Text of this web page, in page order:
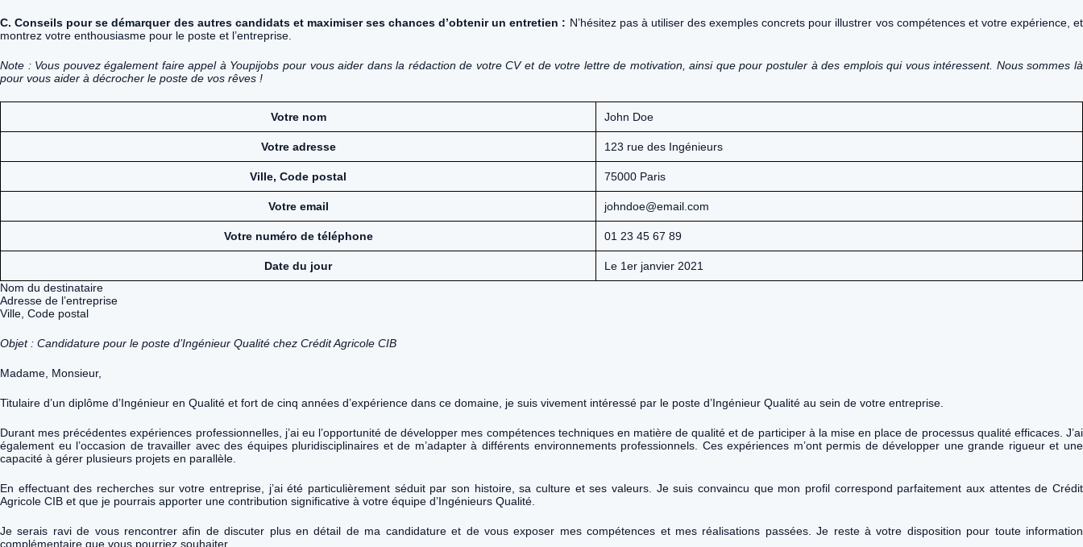
C. Conseils pour se démarquer des autres candidats et maximiser ses chances d’obtenir un entretien : N’hésitez pas à utiliser des exemples concrets pour illustrer vos compétences et votre expérience, et
montrez votre enthousiasme pour le poste et l’entreprise.
Note : Vous pouvez également faire appel à Youpijobs pour vous aider dans la rédaction de votre CV et de votre lettre de motivation, ainsi que pour postuler à des emplois qui vous intéressent. Nous sommes là
pour vous aider à décrocher le poste de vos rêves !
Votre nom John Doe
Votre adresse 123 rue des Ingénieurs
Ville, Code postal 75000 Paris
Votre email johndoe@email.com
Votre numéro de téléphone 01 23 45 67 89
Date du jour
Le 1er janvier 2021
Nom du destinataire
Adresse de l’entreprise
Ville, Code postal
Objet : Candidature pour le poste d’Ingénieur Qualité chez Crédit Agricole CIB
Madame, Monsieur,
Titulaire d’un diplôme d’Ingénieur en Qualité et fort de cinq années d’expérience dans ce domaine, je suis vivement intéressé par le poste d’Ingénieur Qualité au sein de votre entreprise.
Durant mes précédentes expériences professionnelles, j’ai eu l’opportunité de développer mes compétences techniques en matière de qualité et de participer à la mise en place de processus qualité efficaces. J’ai
également eu l’occasion de travailler avec des équipes pluridisciplinaires et de m’adapter à différents environnements professionnels. Ces expériences m’ont permis de développer une grande rigueur et une
capacité à gérer plusieurs projets en parallèle.
En effectuant des recherches sur votre entreprise, j’ai été particulièrement séduit par son histoire, sa culture et ses valeurs. Je suis convaincu que mon profil correspond parfaitement aux attentes de Crédit
Agricole CIB et que je pourrais apporter une contribution significative à votre équipe d’Ingénieurs Qualité.
Je serais ravi de vous rencontrer afin de discuter plus en détail de ma candidature et de vous exposer mes compétences et mes réalisations passées. Je reste à votre disposition pour toute information
complémentaire que vous pourriez souhaiter.